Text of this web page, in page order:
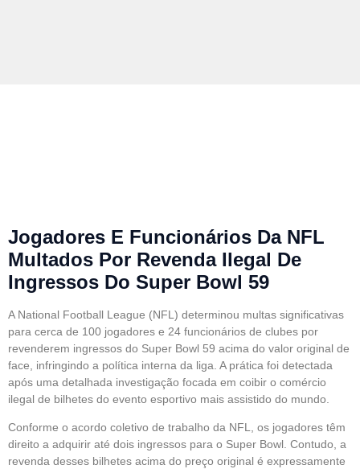
Jogadores E Funcionários Da NFL
Multados Por Revenda Ilegal De
Ingressos Do Super Bowl 59
A National Football League (NFL) determinou multas significativas
para cerca de 100 jogadores e 24 funcionários de clubes por
revenderem ingressos do Super Bowl 59 acima do valor original de
face, infringindo a política interna da liga. A prática foi detectada
após uma detalhada investigação focada em coibir o comércio
ilegal de bilhetes do evento esportivo mais assistido do mundo.
Conforme o acordo coletivo de trabalho da NFL, os jogadores têm
direito a adquirir até dois ingressos para o Super Bowl. Contudo, a
revenda desses bilhetes acima do preço original é expressamente